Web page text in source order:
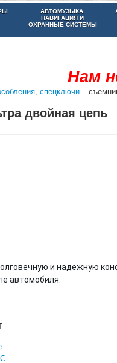
АВТОМУЗЫКА,
НАВИГАЦИЯ И
ОХРАННЫЕ СИСТЕМЫ
Нам
спецключи –
двойная цепь
и надежную
автомобиля.
.
.